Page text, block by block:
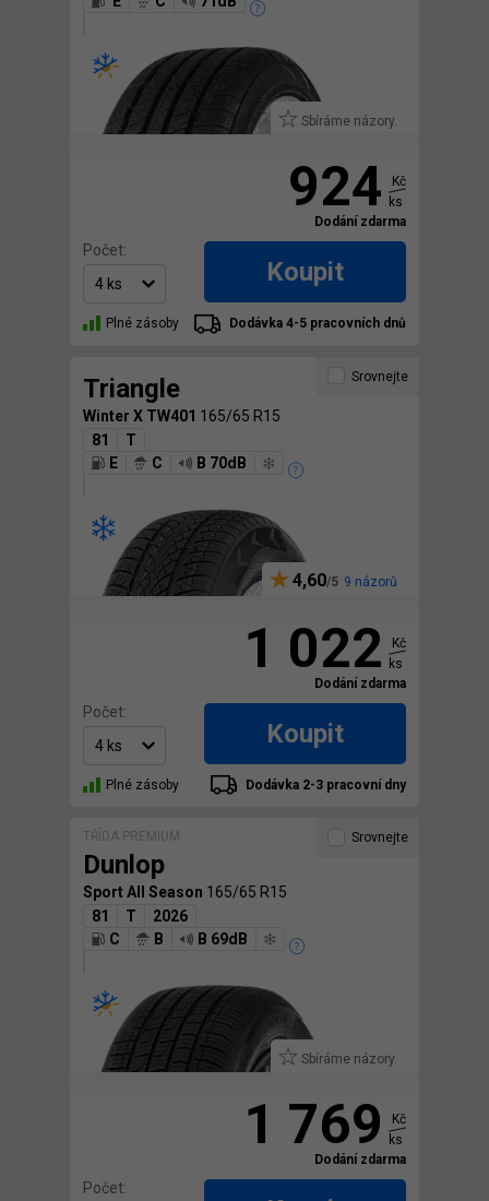
Sbíráme názory.
924
Kč
ks
Dodání zdarma
Počet:
Koupit
Plné zásoby Dodávka 4-5 pracovních dnů
Triangle
Winter X TW401 165/65 R15
81
T
E
C B 70dB
4,60 9 názorů
Srovnejte
1 022
Kč
ks
Dodání zdarma
Počet:
Koupit
Plné zásoby Dodávka 2-3 pracovní dny
TŘÍDA PREMIUM
Dunlop
Sport All Season 165/65 R15
81
T
2026
C
B B 69dB
Sbíráme názory.
Srovnejte
1 769
Kč
ks
Dodání zdarma
Počet: